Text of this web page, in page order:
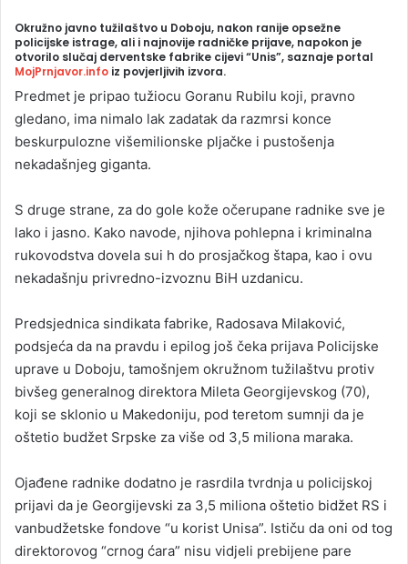
d
a
n
e
m
a
i
Okružno javno tužilaštvo u Doboju, nakon ranije opsežne
policijske istrage, ali i najnovije radničke prijave, napokon je
otvorilo slučaj derventske fabrike cijevi “Unis”, saznaje portal
MojPrnjavor.info iz povjerljivih izvora.
Predmet je pripao tužiocu Goranu Rubilu koji, pravno
gledano, ima nimalo lak zadatak da razmrsi konce
beskurpulozne višemilionske pljačke i pustošenja
nekadašnjeg giganta.
S druge strane, za do gole kože očerupane radnike sve je
lako i jasno. Kako navode, njihova pohlepna i kriminalna
rukovodstva dovela sui h do prosjačkog štapa, kao i ovu
nekadašnju privredno-izvoznu BiH uzdanicu.
Predsjednica sindikata fabrike, Radosava Milaković,
podsjeća da na pravdu i epilog još čeka prijava Policijske
uprave u Doboju, tamošnjem okružnom tužilaštvu protiv
bivšeg generalnog direktora Mileta Georgijevskog (70),
koji se sklonio u Makedoniju, pod teretom sumnji da je
oštetio budžet Srpske za više od 3,5 miliona maraka.
Ojađene radnike dodatno je rasrdila tvrdnja u policijskoj
prijavi da je Georgijevski za 3,5 miliona oštetio bidžet RS i
vanbudžetske fondove “u korist Unisa”. Ističu da oni od tog
direktorovog “crnog ćara” nisu vidjeli prebijene pare